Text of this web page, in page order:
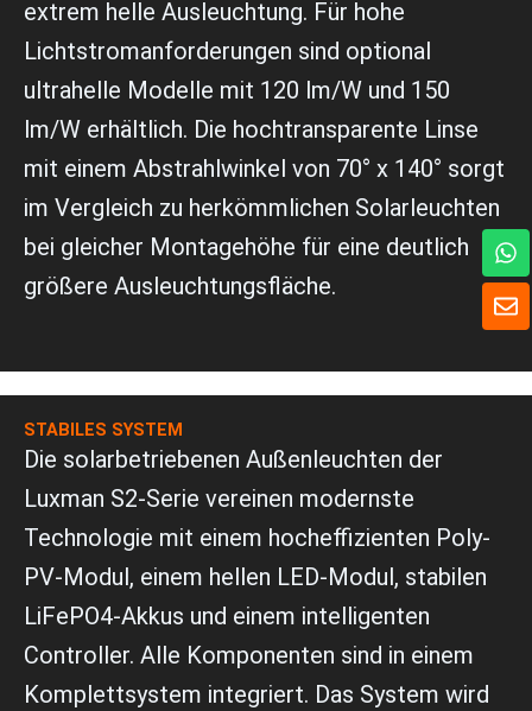
extrem helle Ausleuchtung. Für hohe
Lichtstromanforderungen sind optional
ultrahelle Modelle mit 120 lm/W und 150
lm/W erhältlich. Die hochtransparente Linse
mit einem Abstrahlwinkel von 70° x 140° sorgt
im Vergleich zu herkömmlichen Solarleuchten
bei gleicher Montagehöhe für eine deutlich
größere Ausleuchtungsfläche.
STABILES SYSTEM
Die solarbetriebenen Außenleuchten der
Luxman S2-Serie vereinen modernste
Technologie mit einem hocheffizienten Poly-
PV-Modul, einem hellen LED-Modul, stabilen
LiFePO4-Akkus und einem intelligenten
Controller. Alle Komponenten sind in einem
Komplettsystem integriert. Das System wird
U
m
W
h
a
t
s